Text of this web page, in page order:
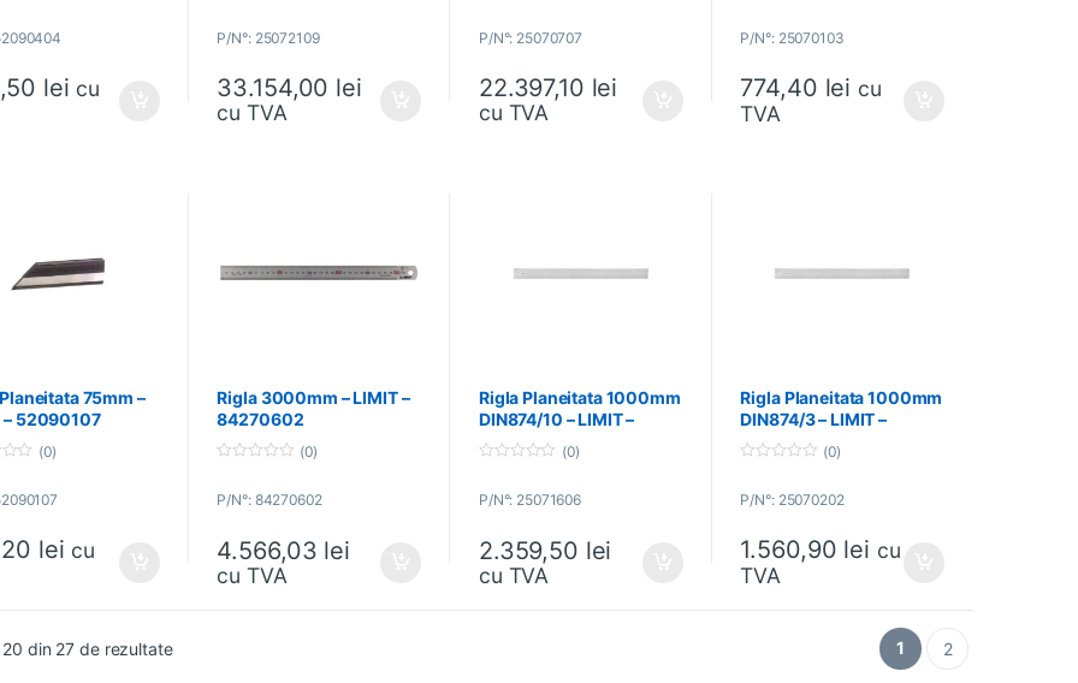
lei cu
u
f
5
P/N°: 25072109
33.154,00 lei
cu TVA
u
f
5
P/N°: 25070707
22.397,10 lei
cu TVA
u
f
5
P/N°: 25070103
774,40 lei cu
TVA
75mm –
– 52090107
(0)
lei cu
Rigla 3000mm – LIMIT –
84270602
u
5
(0)
P/N°: 84270602
4.566,03 lei
cu TVA
Rigla Planeitata 1000mm
DIN874/10 – LIMIT –
25071606
u
f
5
(0)
P/N°: 25071606
2.359,50 lei
cu TVA
Rigla Planeitata 1000mm
DIN874/3 – LIMIT –
25070202
u
f
5
(0)
P/N°: 25070202
1.560,90 lei cu
TVA
20 din 27 de rezultate 1 2